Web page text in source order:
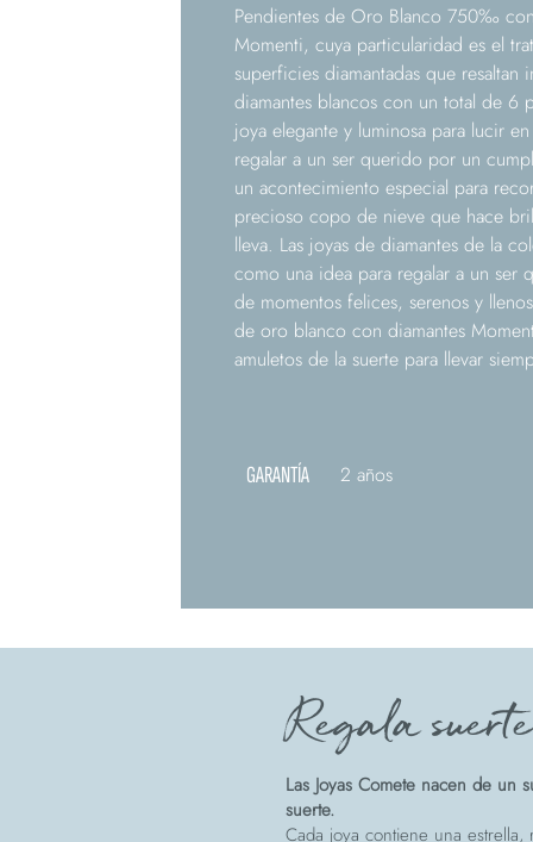
Pendientes de Oro Blanco 750‰
Momenti, cuya particularidad es el
superficies diamantadas que resaltan
diamantes blancos con un total de 6
joya elegante y luminosa para lucir
regalar a un ser querido por un
un acontecimiento especial para
precioso copo de nieve que hace
lleva. Las joyas de diamantes de la
como una idea para regalar a un ser
de momentos felices, serenos y
de oro blanco con diamantes
amuletos de la suerte para llevar
GARANTÍA 2 años
Regala
Las Joyas Comete nacen de un
suerte.
Cada joya contiene una